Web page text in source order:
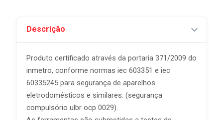
Descrição
Produto certificado através da portaria 371/2009 do
inmetro, conforme normas iec 603351 e iec
60335245 para segurança de aparelhos
eletrodomésticos e similares. (segurança
compulsório ulbr ocp 0029).